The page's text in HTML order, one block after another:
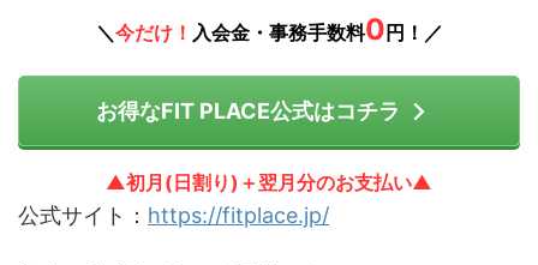
＼今だけ！ 入会金・事務手数料0 円！／
お得なFIT PLACE公式はコチラ
▲初月(日割り)＋翌月分のお支払い▲
公式サイト： https://fitplace.jp/